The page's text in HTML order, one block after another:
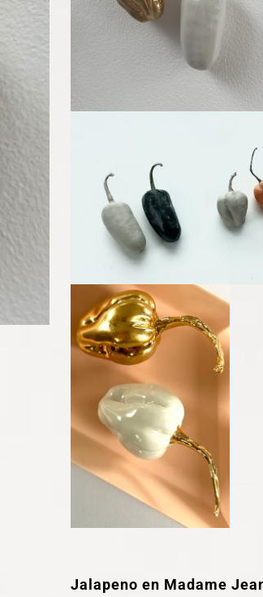
Jalapeno en Madame